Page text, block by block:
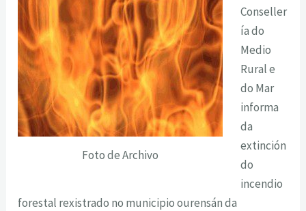
Foto de Archivo
Conseller
ía do
Medio
Rural e
do Mar
informa
da
extinción
do
incendio
forestal rexistrado no municipio ourensán da